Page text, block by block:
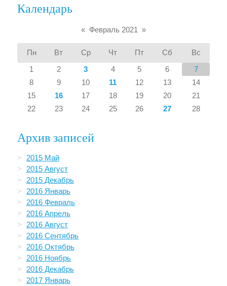
Календарь
« Февраль 2021 »
Пн Вт Ср Чт Пт Сб
Вс
1
2 3 4 5 6
7
8
9 10 11 12 13
14
15
16 17 18 19 20
21
22
23 24 25 26 27 28
Архив записей
2015 Май
2015 Август
2015 Декабрь
2016 Январь
2016 Февраль
2016 Апрель
2016 Август
2016 Сентябрь
2016 Октябрь
2016 Ноябрь
2016 Декабрь
2017 Январь